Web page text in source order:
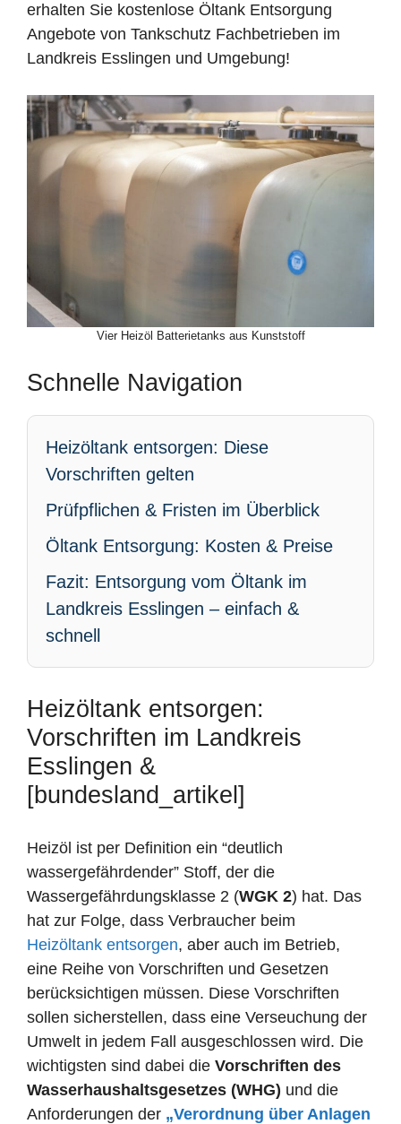
erhalten Sie kostenlose Öltank Entsorgung
Angebote von Tankschutz Fachbetrieben im
Landkreis Esslingen und Umgebung!
Vier Heizöl Batterietanks aus Kunststoff
Schnelle Navigation
Heizöltank entsorgen: Diese
Vorschriften gelten
Prüfpflichen & Fristen im Überblick
Öltank Entsorgung: Kosten & Preise
Fazit: Entsorgung vom Öltank im
Landkreis Esslingen – einfach &
schnell
Heizöltank entsorgen:
Vorschriften im Landkreis
Esslingen &
[bundesland_artikel]
Heizöl ist per Definition ein “deutlich
wassergefährdender” Stoff, der die
Wassergefährdungsklasse 2 (WGK 2) hat. Das
hat zur Folge, dass Verbraucher beim
Heizöltank entsorgen, aber auch im Betrieb,
eine Reihe von Vorschriften und Gesetzen
berücksichtigen müssen. Diese Vorschriften
sollen sicherstellen, dass eine Verseuchung der
Umwelt in jedem Fall ausgeschlossen wird. Die
wichtigsten sind dabei die Vorschriften des
Wasserhaushaltsgesetzes (WHG) und die
Anforderungen der „Verordnung über Anlagen